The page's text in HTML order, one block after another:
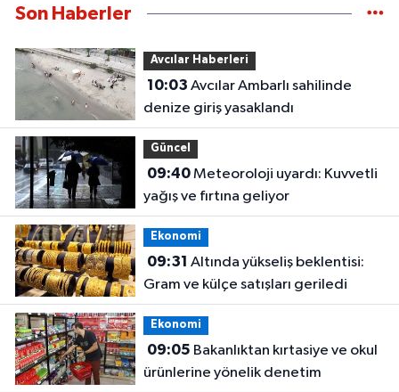
Son Haberler
Avcılar Haberleri
10:03
denize giriş yasaklandı
Güncel
09:40Meteoroloji uyardı: Kuvvetli
yağış ve fırtına geliyor
Ekonomi
09:31
Gram ve külçe satışları geriledi
Ekonomi
09:05
ürünlerine yönelik denetim